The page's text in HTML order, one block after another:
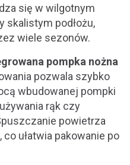
się w wilgotnym
skalistym podłożu,
wiele sezonów.
pompka nożna
pozwala szybko
wbudowanej pompki
rąk czy
powietrza
ułatwia pakowanie po